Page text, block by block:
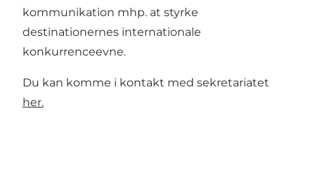
kommunikation mhp. at styrke
destinationernes internationale
konkurrenceevne.
Du kan komme i kontakt med sekretariatet
her.